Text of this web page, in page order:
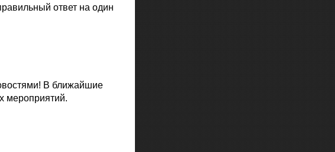
ответ на один
В ближайшие
мероприятий.